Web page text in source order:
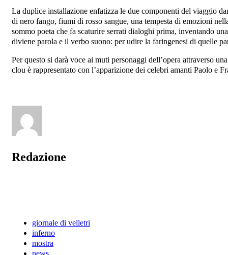
La duplice installazione enfatizza le due componenti del viaggio
di nero fango, fiumi di rosso sangue, una tempesta di emozioni
sommo poeta che fa scaturire serrati dialoghi prima, inventando
diviene parola e il verbo suono: per udire la faringenesi di quelle
Per questo si darà voce ai muti personaggi dell’opera attraverso
clou è rappresentato con l’apparizione dei celebri amanti Paolo e
Redazione
giornale di velletri
inferno
mostra